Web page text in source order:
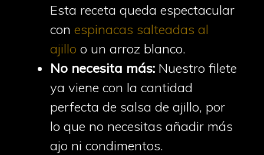
Esta receta queda espectacular
con espinacas salteadas al
ajillo o un arroz blanco.
No necesita más: Nuestro filete
ya viene con la cantidad
perfecta de salsa de ajillo, por
lo que no necesitas añadir más
ajo ni condimentos.